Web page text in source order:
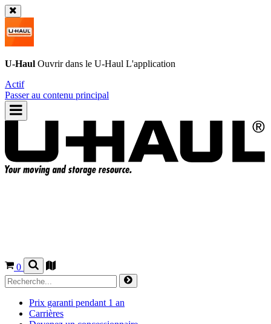
U-Haul Ouvrir dans le U-Haul L'application
Actif
Passer au contenu principal
0
Prix garanti pendant 1 an
Carrières